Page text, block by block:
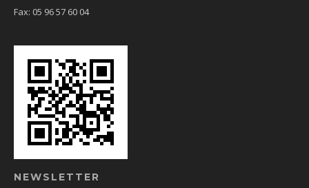
Fax: 05 96 57 60 04
NEWSLETTER